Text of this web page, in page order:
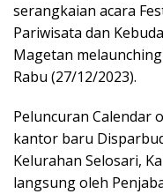
serangkaian acara
Pariwisata dan
Magetan melaunching
Rabu (27/12/2023).
Peluncuran Calendar
kantor baru
Kelurahan Selosari,
langsung oleh